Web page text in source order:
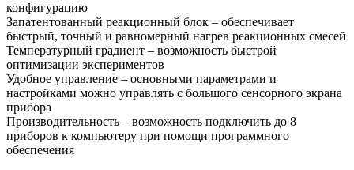
конфигурацию
Запатентованный реакционный блок – обеспечивает
быстрый, точный и равномерный нагрев реакционных смесей
Температурный градиент – возможность быстрой
оптимизации экспериментов
Удобное управление – основными параметрами и
настройками можно управлять с большого сенсорного экрана
прибора
Производительность – возможность подключить до 8
приборов к компьютеру при помощи программного
обеспечения